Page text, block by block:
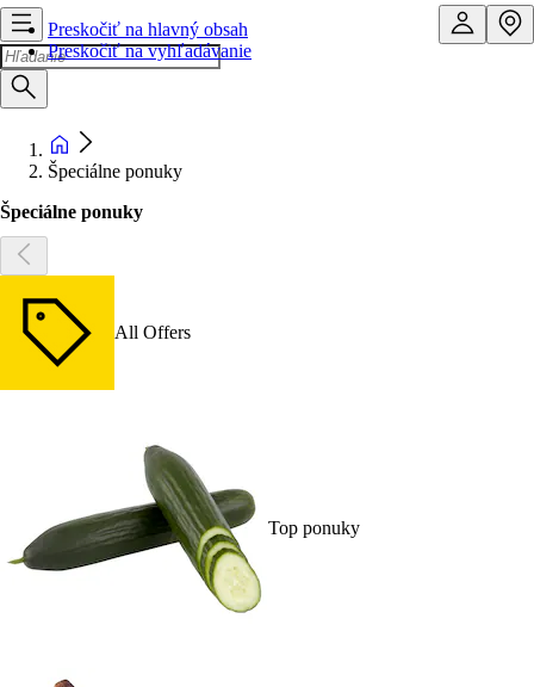
Preskočiť na hlavný obsah
Preskočiť na vyhľadávanie
Špeciálne ponuky
Špeciálne ponuky
All Offers
Top ponuky